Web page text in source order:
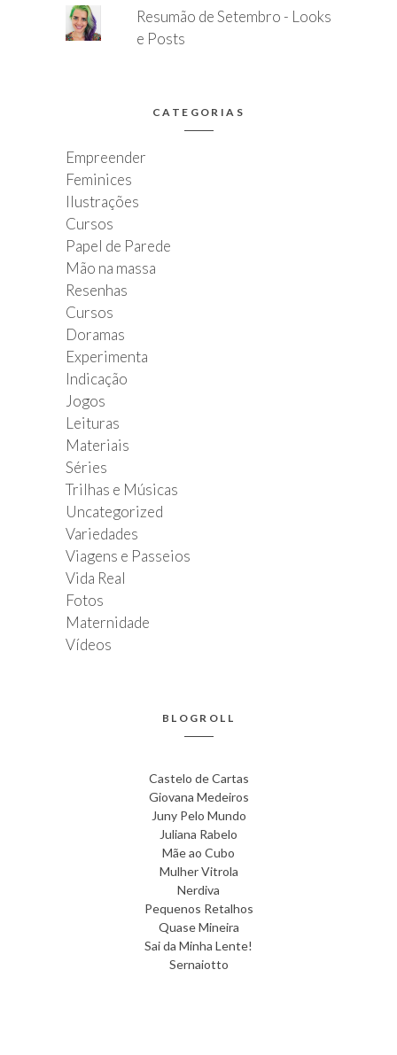
Resumão de Setembro - Looks
e Posts
CATEGORIAS
Empreender
Feminices
Ilustrações
Cursos
Papel de Parede
Mão na massa
Resenhas
Cursos
Doramas
Experimenta
Indicação
Jogos
Leituras
Materiais
Séries
Trilhas e Músicas
Uncategorized
Variedades
Viagens e Passeios
Vida Real
Fotos
Maternidade
Vídeos
BLOGROLL
Castelo de Cartas
Giovana Medeiros
Juny Pelo Mundo
Juliana Rabelo
Mãe ao Cubo
Mulher Vitrola
Nerdiva
Pequenos Retalhos
Quase Mineira
Sai da Minha Lente!
Sernaiotto